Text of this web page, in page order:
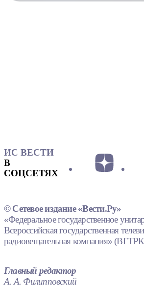
ИС ВЕСТИ
В
СОЦСЕТЯХ
© Сетевое издание «Вести.Ру»
«Федеральное государственное
Всероссийская государственная
радиовещательная компания»
Главный редактор
А. А. Филипповский